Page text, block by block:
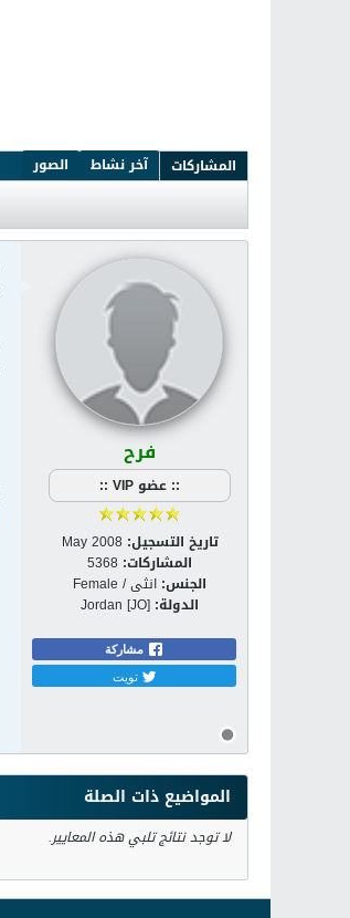
المشاركات آخر نشاط الصور
فرح
:: عضو VIP ::
تاريخ التسجيل: May 2008
المشاركات: 5368
الجنس: انثى / Female
الدولة: Jordan [JO]
مشاركة
تويت
المواضيع ذات الصلة
لا توجد نتائج تلبي هذه المعايير.